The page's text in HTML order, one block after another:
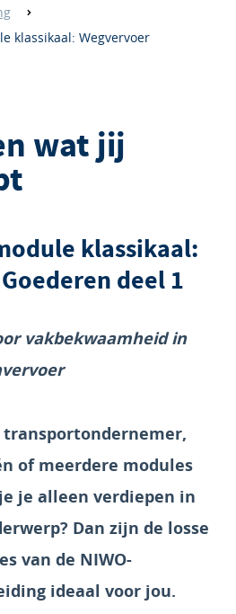
klassikaal: Wegvervoer
wat jij
klassikaal:
deel 1
vakbekwaamheid in
of meerdere modules
je alleen verdiepen in
Dan zijn de losse
van de NIWO-
ideaal voor jou.